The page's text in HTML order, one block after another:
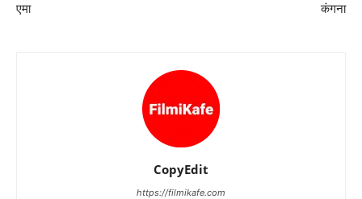
एमा
कंगना
CopyEdit
https://filmikafe.com